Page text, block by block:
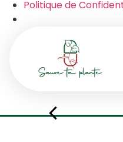
Politique de